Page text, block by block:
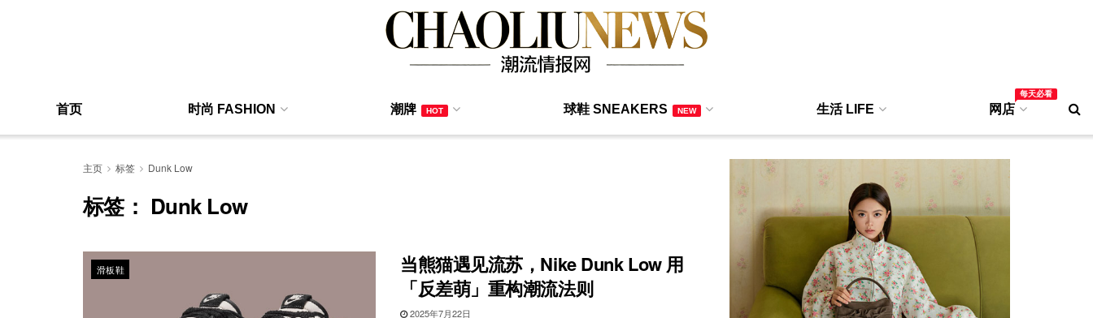
首页 时尚 FASHION 潮牌 HOT 球鞋 SNEAKERS NEW 生活 LIFE 网店
每天必看
主页 标签 Dunk Low
标签： Dunk Low
滑板鞋
当熊猫遇见流苏，Nike Dunk Low 用
「反差萌」重构潮流法则
2025年7月22日